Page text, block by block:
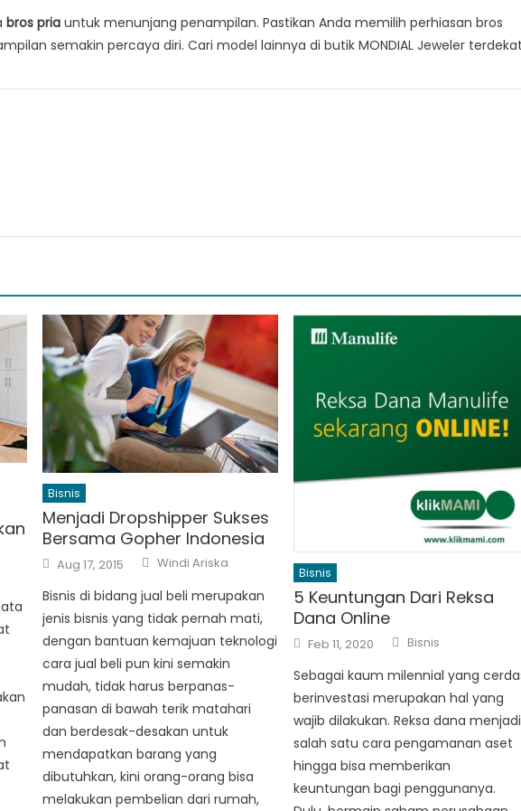
bros pria untuk menunjang penampilan. Pastikan Anda memilih perhiasan bros
semakin percaya diri. Cari model lainnya di butik MONDIAL Jeweler
Bisnis
Menjadi Dropshipper Sukses
Bersama Gopher Indonesia
Posted
on
Aug 17, 2015 Author
Windi Ariska
Bisnis di bidang jual beli merupakan
jenis bisnis yang tidak pernah mati,
dengan bantuan kemajuan teknologi
cara jual beli pun kini semakin
mudah, tidak harus berpanas-
panasan di bawah terik matahari
dan berdesak-desakan untuk
mendapatkan barang yang
dibutuhkan, kini orang-orang bisa
melakukan pembelian dari rumah,
Bisnis
5 Keuntungan Dari Reksa
Dana Online
Posted
on
Feb 11, 2020 Author
Bisnis
Sebagai kaum milennial yang
berinvestasi merupakan hal yang
wajib dilakukan. Reksa dana menjadi
salah satu cara pengamanan aset
hingga bisa memberikan
keuntungan bagi penggunanya.